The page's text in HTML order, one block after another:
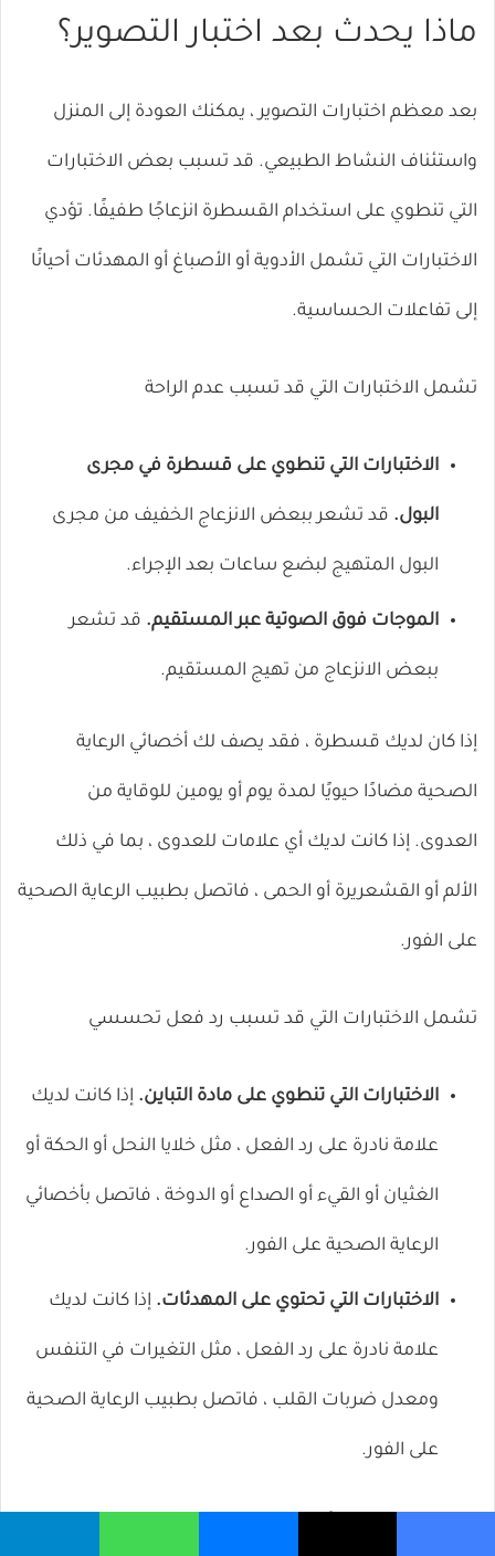
ماذا يحدث بعد اختبار التصوير؟
بعد معظم اختبارات التصوير ، يمكنك العودة إلى المنزل
واستئناف النشاط الطبيعي. قد تسبب بعض الاختبارات
التي تنطوي على استخدام القسطرة انزعاجًا طفيفًا. تؤدي
الاختبارات التي تشمل الأدوية أو الأصباغ أو المهدئات أحيانًا
إلى تفاعلات الحساسية.
تشمل الاختبارات التي قد تسبب عدم الراحة
الاختبارات التي تنطوي على قسطرة في مجرى
البول. قد تشعر ببعض الانزعاج الخفيف من مجرى
البول المتهيج لبضع ساعات بعد الإجراء.
الموجات فوق الصوتية عبر المستقيم. قد تشعر
ببعض الانزعاج من تهيج المستقيم.
إذا كان لديك قسطرة ، فقد يصف لك أخصائي الرعاية
الصحية مضادًا حيويًا لمدة يوم أو يومين للوقاية من
العدوى. إذا كانت لديك أي علامات للعدوى ، بما في ذلك
الألم أو القشعريرة أو الحمى ، فاتصل بطبيب الرعاية الصحية
على الفور.
تشمل الاختبارات التي قد تسبب رد فعل تحسسي
الاختبارات التي تنطوي على مادة التباين. إذا كانت لديك
علامة نادرة على رد الفعل ، مثل خلايا النحل أو الحكة أو
الغثيان أو القيء أو الصداع أو الدوخة ، فاتصل بأخصائي
الرعاية الصحية على الفور.
الاختبارات التي تحتوي على المهدئات. إذا كانت لديك
علامة نادرة على رد الفعل ، مثل التغيرات في التنفس
ومعدل ضربات القلب ، فاتصل بطبيب الرعاية الصحية
على الفور.